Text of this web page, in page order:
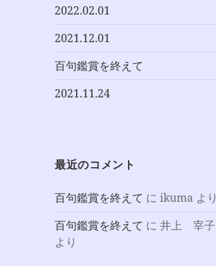
2022.02.01
2021.12.01
百句鑑賞を終えて
2021.11.24
最近のコメント
百句鑑賞を終えて にikuma より
百句鑑賞を終えて に井上 宰子
より